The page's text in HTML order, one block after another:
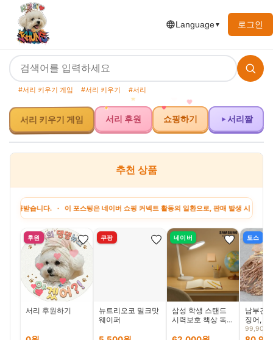
Language▼ 로그인
#서리 키우기 게임 #서리 키우기 #서리
서리 키우기 게임 서리 후원 쇼핑하기 서리짤
추천 상품
니다. · 이 포스팅은 네이버 쇼핑 커넥트 활동의 일환으로, 판매 발생 시 수수료를 제
후원
서리 후원하기
쿠팡
뉴트리오코 밀크맛
웨이퍼
네이버
삼성 학생 스탠드
시력보호 책상 독서
공부 학습용 학생용
토스
남부건
징어,
마리, 1
99,900